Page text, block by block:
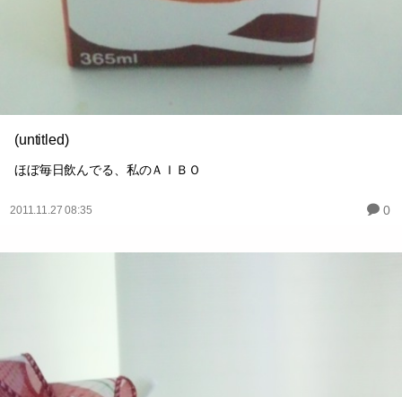
(untitled)
ほぼ毎日飲んでる、私のＡＩＢＯ
2011.11.27 08:35 0